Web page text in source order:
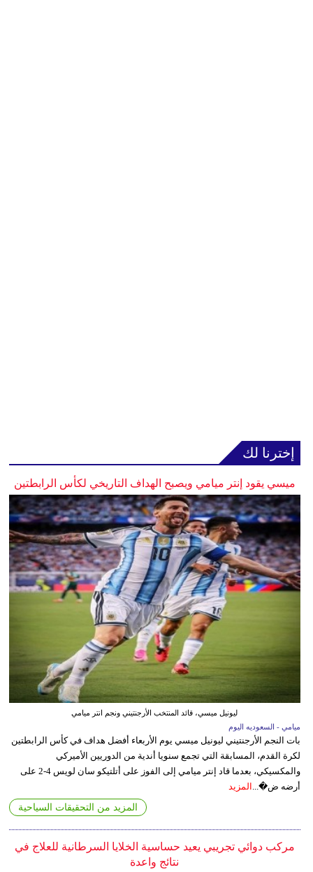
إخترنا لك
ميسي يقود إنتر ميامي ويصبح الهداف التاريخي لكأس الرابطتين
ليونيل ميسي، قائد المنتخب الأرجنتيني ونجم انتر ميامي
ميامي - السعوديه اليوم
بات النجم الأرجنتيني ليونيل ميسي يوم الأربعاء أفضل هداف في كأس الرابطتين
لكرة القدم، المسابقة التي تجمع سنويا أندية من الدوريين الأميركي
والمكسيكي، بعدما قاد إنتر ميامي إلى الفوز على أتلتيكو سان لويس 4-2 على
أرضه ض�...
المزيد
المزيد من التحقيقات السياحية
مركب دوائي تجريبي يعيد حساسية الخلايا السرطانية للعلاج في
نتائج واعدة